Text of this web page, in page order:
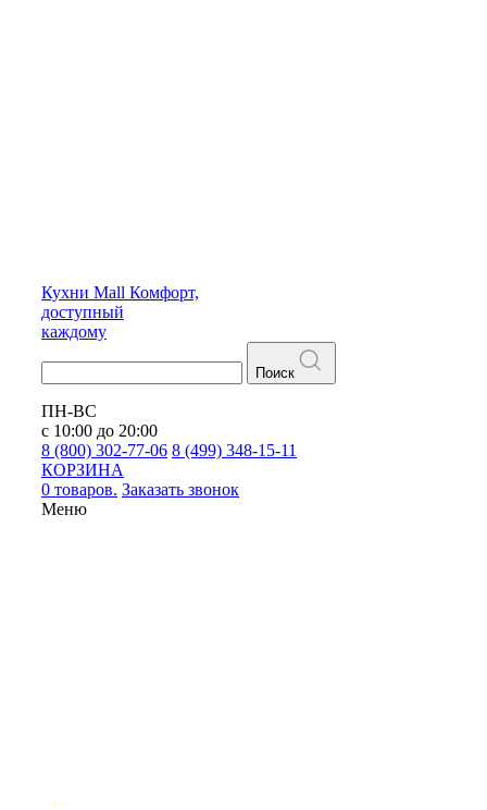
Кухни Mall Комфорт,
доступный
каждому
Поиск
ПН-ВС
с 10:00 до 20:00
8 (800) 302-77-06 8 (499) 348-15-11
КОРЗИНА
0 товаров. Заказать звонок
Меню